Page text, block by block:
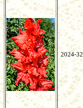
2024-32